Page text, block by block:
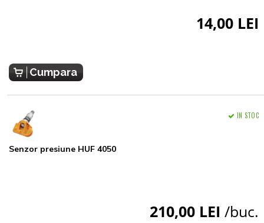
14,00 LEI
Cumpara
Senzor presiune HUF 4050
IN STOC
210,00 LEI /buc.